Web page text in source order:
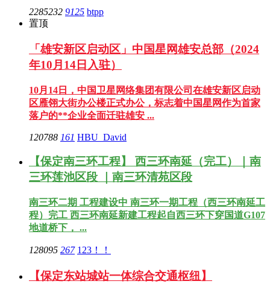
2285232 9125 btpp
置顶
「雄安新区启动区」中国星网雄安总部（2024
年10月14日入驻）
10月14日，中国卫星网络集团有限公司在雄安新区启动
区雁翎大街办公楼正式办公，标志着中国星网作为首家
落户的**企业全面迁驻雄安 ...
120788 161 HBU_David
【保定南三环工程】 西三环南延（完工）｜南
三环莲池区段 ｜南三环清苑区段
南三环二期 工程建设中 南三环一期工程（西三环南延工
程）完工 西三环南延新建工程起自西三环下穿国道G107
地道桥下， ...
128095 267 123！！
【保定东站城站一体综合交通枢纽】